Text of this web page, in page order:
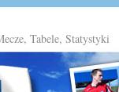
Tabele, Statystyki